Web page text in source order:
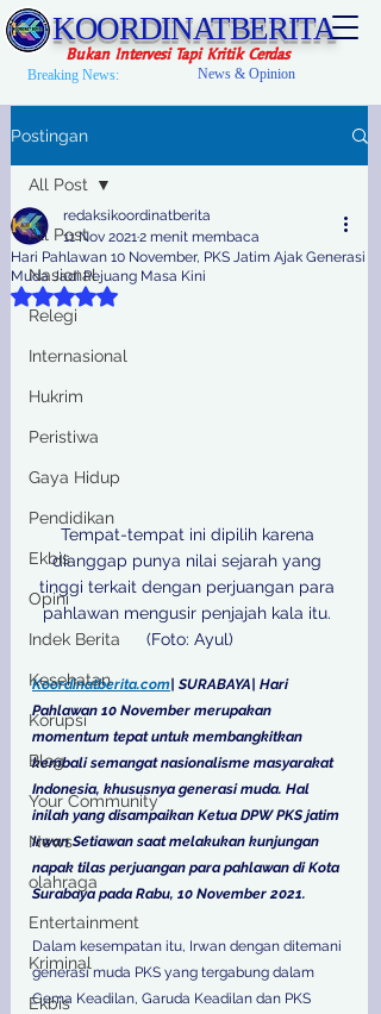
KOORDINATBERITA
Bukan Intervesi Tapi Kritik Cerdas
Breaking News: News & Opinion
Postingan
All Post
Nasional
Relegi
Internasional
Hukrim
Peristiwa
Gaya Hidup
Pendidikan
Ekbis
Opini
Indek Berita
Kesehatan
Korupsi
Blog
Your Community
News
olahraga
Entertainment
Kriminal
Ekbis
All Post
Hari Pahlawan 10 November, PKS Jatim Ajak Generasi
Muda Jadi Pejuang Masa Kini
redaksikoordinatberita
11 Nov 20212 menit membaca
Dinilai NaN dari 5 bintang.
Tempat-tempat ini dipilih karena
dianggap punya nilai sejarah yang
tinggi terkait dengan perjuangan para
pahlawan mengusir penjajah kala itu.
(Foto: Ayul)
Koordinatberita.com | SURABAYA| Hari
Pahlawan 10 November merupakan
momentum tepat untuk membangkitkan
kembali semangat nasionalisme masyarakat
Indonesia, khususnya generasi muda. Hal
inilah yang disampaikan Ketua DPW PKS jatim
Irwan Setiawan saat melakukan kunjungan
napak tilas perjuangan para pahlawan di Kota
Surabaya pada Rabu, 10 November 2021.
Dalam kesempatan itu, Irwan dengan ditemani
generasi muda PKS yang tergabung dalam
Gema Keadilan, Garuda Keadilan dan PKS